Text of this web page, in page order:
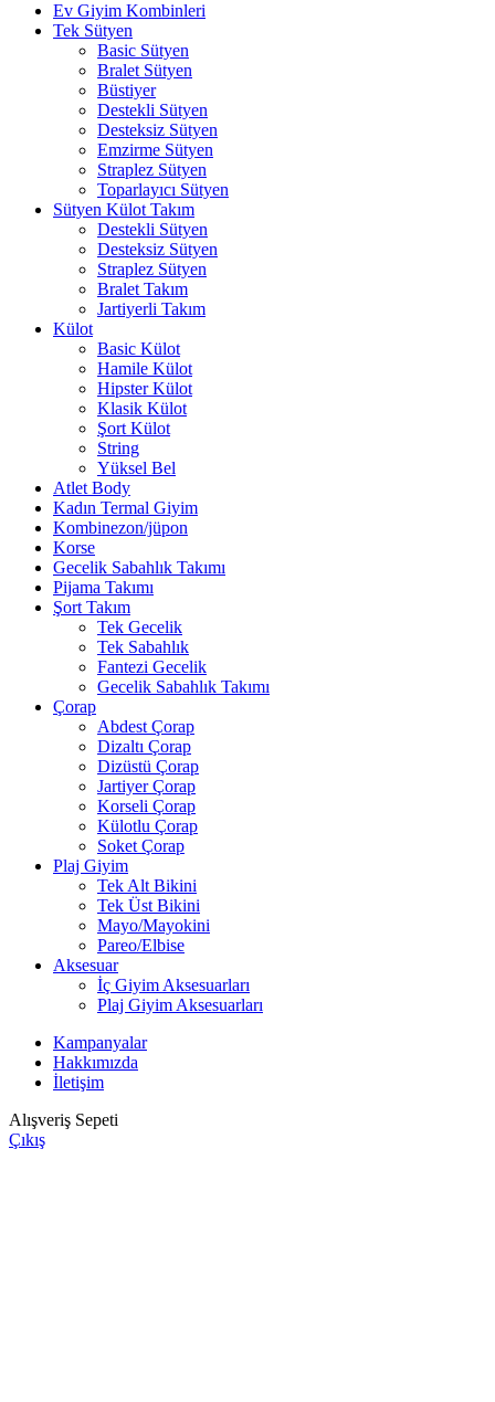
Ev Giyim Kombinleri
Tek Sütyen
Basic Sütyen
Bralet Sütyen
Büstiyer
Destekli Sütyen
Desteksiz Sütyen
Emzirme Sütyen
Straplez Sütyen
Toparlayıcı Sütyen
Sütyen Külot Takım
Destekli Sütyen
Desteksiz Sütyen
Straplez Sütyen
Bralet Takım
Jartiyerli Takım
Külot
Basic Külot
Hamile Külot
Hipster Külot
Klasik Külot
Şort Külot
String
Yüksel Bel
Atlet Body
Kadın Termal Giyim
Kombinezon/jüpon
Korse
Gecelik Sabahlık Takımı
Pijama Takımı
Şort Takım
Tek Gecelik
Tek Sabahlık
Fantezi Gecelik
Gecelik Sabahlık Takımı
Çorap
Abdest Çorap
Dizaltı Çorap
Dizüstü Çorap
Jartiyer Çorap
Korseli Çorap
Külotlu Çorap
Soket Çorap
Plaj Giyim
Tek Alt Bikini
Tek Üst Bikini
Mayo/Mayokini
Pareo/Elbise
Aksesuar
İç Giyim Aksesuarları
Plaj Giyim Aksesuarları
Kampanyalar
Hakkımızda
İletişim
Alışveriş Sepeti
Çıkış